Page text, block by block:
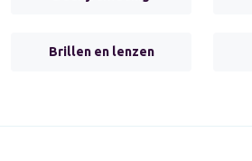
Brillen en lenzen